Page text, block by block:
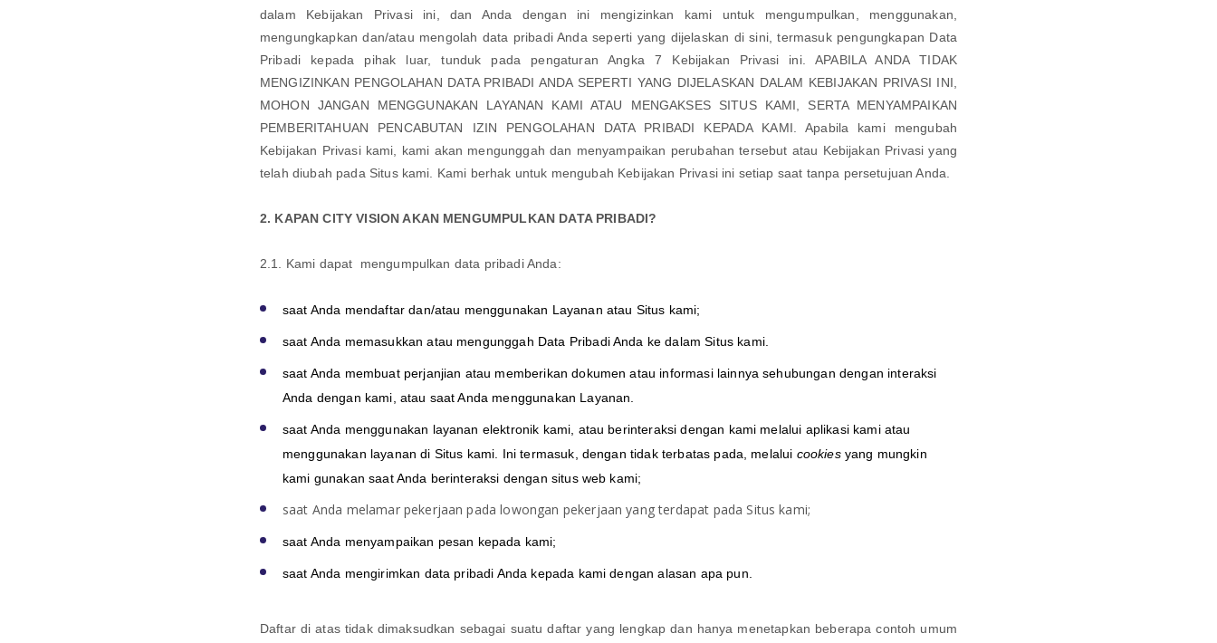
dalam Kebijakan Privasi ini, dan Anda dengan ini mengizinkan kami untuk mengumpulkan, menggunakan,
mengungkapkan dan/atau mengolah data pribadi Anda seperti yang dijelaskan di sini, termasuk pengungkapan Data
Pribadi kepada pihak luar, tunduk pada pengaturan Angka 7 Kebijakan Privasi ini. APABILA ANDA TIDAK
MENGIZINKAN PENGOLAHAN DATA PRIBADI ANDA SEPERTI YANG DIJELASKAN DALAM KEBIJAKAN PRIVASI INI,
MOHON JANGAN MENGGUNAKAN LAYANAN KAMI ATAU MENGAKSES SITUS KAMI, SERTA MENYAMPAIKAN
PEMBERITAHUAN PENCABUTAN IZIN PENGOLAHAN DATA PRIBADI KEPADA KAMI. Apabila kami mengubah
Kebijakan Privasi kami, kami akan mengunggah dan menyampaikan perubahan tersebut atau Kebijakan Privasi yang
telah diubah pada Situs kami. Kami berhak untuk mengubah Kebijakan Privasi ini setiap saat tanpa persetujuan Anda.
2. KAPAN CITY VISION AKAN MENGUMPULKAN DATA PRIBADI?
2.1. Kami dapat mengumpulkan data pribadi Anda:
saat Anda mendaftar dan/atau menggunakan Layanan atau Situs kami;
saat Anda memasukkan atau mengunggah Data Pribadi Anda ke dalam Situs kami.
saat Anda membuat perjanjian atau memberikan dokumen atau informasi lainnya sehubungan dengan interaksi
Anda dengan kami, atau saat Anda menggunakan Layanan.
saat Anda menggunakan layanan elektronik kami, atau berinteraksi dengan kami melalui aplikasi kami atau
menggunakan layanan di Situs kami. Ini termasuk, dengan tidak terbatas pada, melalui cookies yang mungkin
kami gunakan saat Anda berinteraksi dengan situs web kami;
saat Anda melamar pekerjaan pada lowongan pekerjaan yang terdapat pada Situs kami;
saat Anda menyampaikan pesan kepada kami;
saat Anda mengirimkan data pribadi Anda kepada kami dengan alasan apa pun.
Daftar di atas tidak dimaksudkan sebagai suatu daftar yang lengkap dan hanya menetapkan beberapa contoh umum